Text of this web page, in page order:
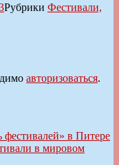
Рубрики Фестивали,
авторизоваться.
фестивалей» в Питере
в мировом